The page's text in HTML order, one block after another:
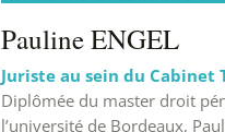
Pauline ENGEL
Juriste au sein du Cabinet
Diplômée du master droit
l’université de Bordeaux,